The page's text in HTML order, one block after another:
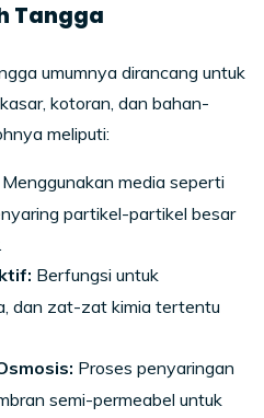
Tangga
umumnya dirancang untuk
kotoran, dan bahan-
meliputi:
Menggunakan media seperti
partikel-partikel besar
Berfungsi untuk
dan zat-zat kimia tertentu
Proses penyaringan
semi-permeabel untuk